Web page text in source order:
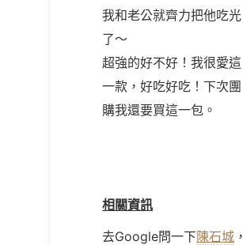
我和老公就齊力把他吃光
了～
超強的好不好！我很愛這
一款，好吃好吃！下次團
購我還要買這一包。
相關資訊
去Google問一下陳石城 ，